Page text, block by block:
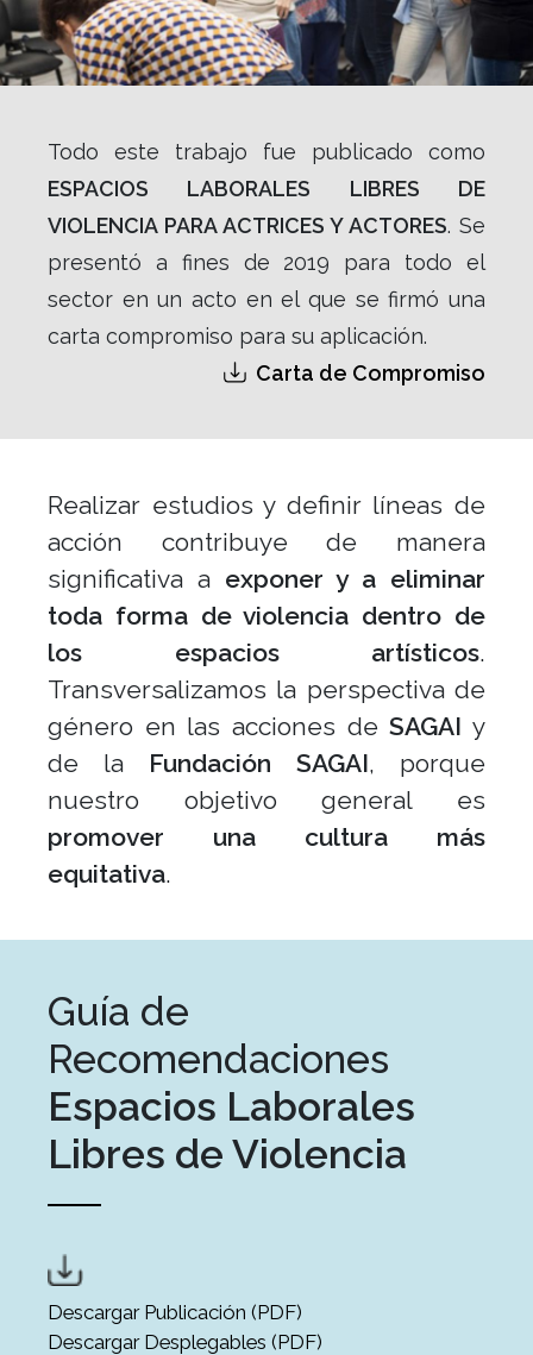
Todo este trabajo fue publicado como
ESPACIOS LABORALES LIBRES DE
VIOLENCIA PARA ACTRICES Y ACTORES. Se
presentó a fines de 2019 para todo el
sector en un acto en el que se firmó una
carta compromiso para su aplicación.
Carta de Compromiso
Realizar estudios y definir líneas de
acción contribuye de manera
significativa a exponer y a eliminar
toda forma de violencia dentro de
los espacios artísticos.
Transversalizamos la perspectiva de
género en las acciones deSAGAI y
de la Fundación SAGAI, porque
nuestro objetivo general es
promover una cultura más
equitativa.
Guía de
Recomendaciones
Espacios Laborales
Libres de Violencia
Descargar Publicación (PDF)
Descargar Desplegables (PDF)